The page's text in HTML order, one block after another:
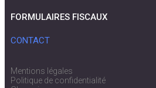
FORMULAIRES FISCAUX
CONTACT
Mentions légales
Politique de confidentialité